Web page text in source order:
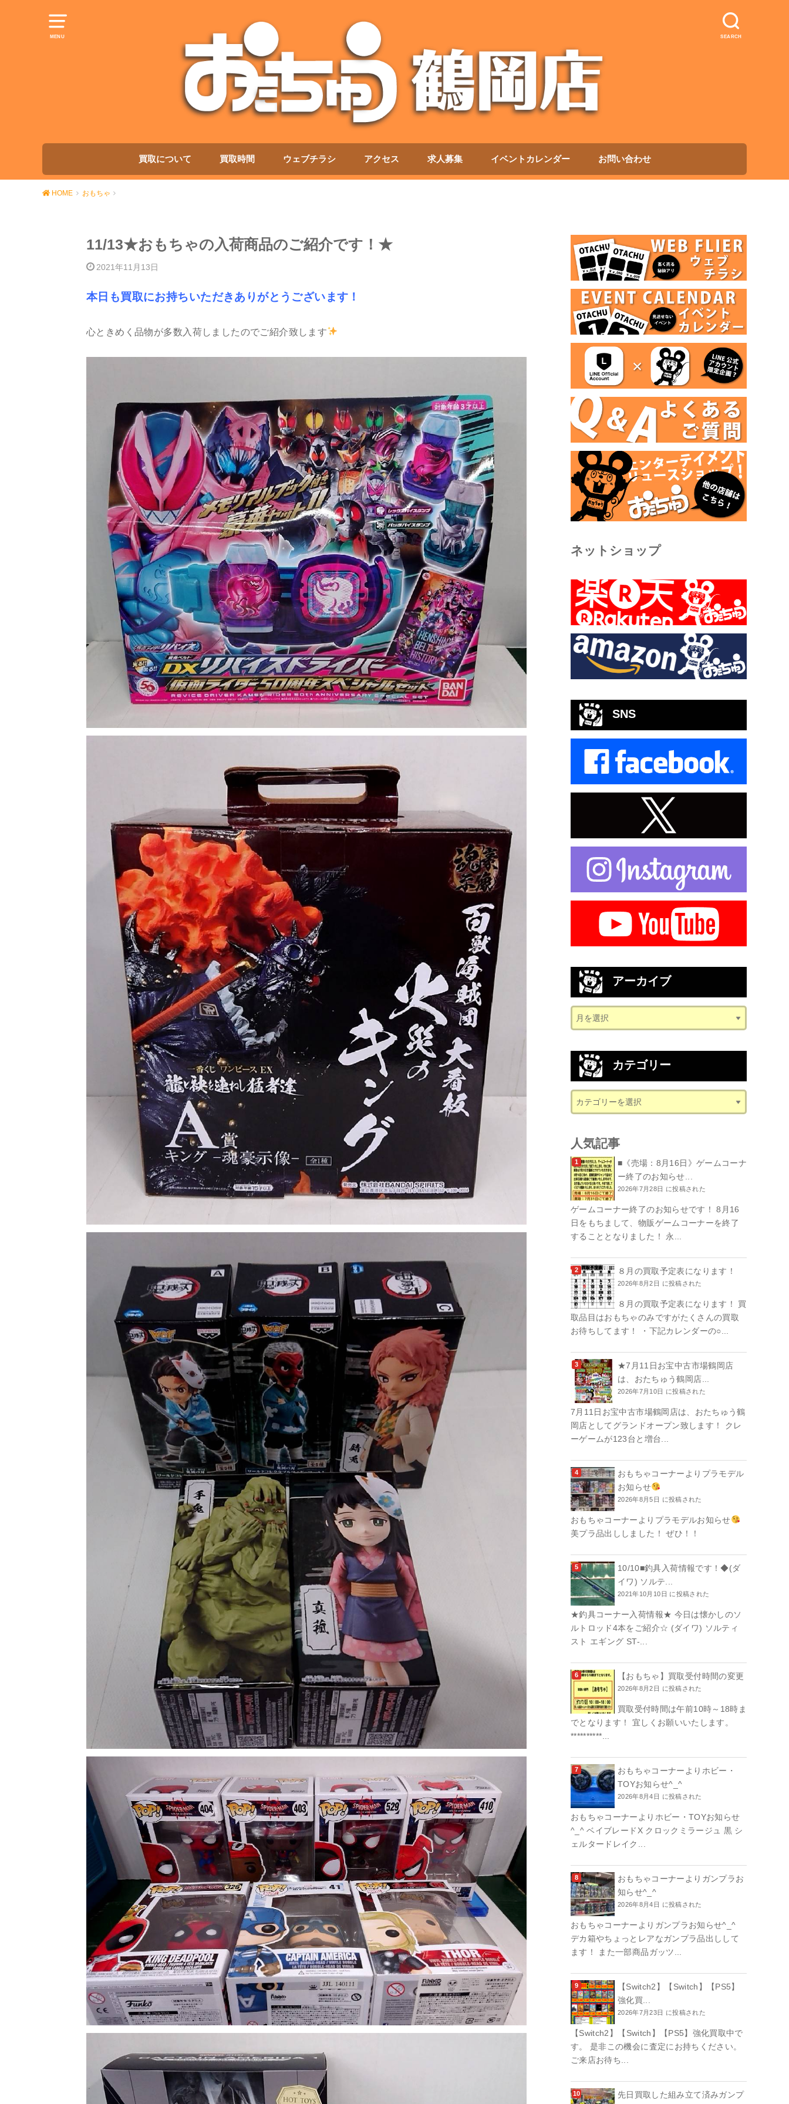
MENU SEARCH
買取について 買取時間 ウェブチラシ アクセス 求人募集 イベントカレンダー お問い合わせ
HOME おもちゃ
11/13★おもちゃの入荷商品のご紹介です！★
2021年11月13日
本日も買取にお持ちいただきありがとうございます！
心ときめく品物が多数入荷しましたのでご紹介致します
ネットショップ
SNS
アーカイブ
カテゴリー
人気記事
■《売場：8月16日》ゲームコーナ
ー終了のお知らせ...
2026年7月28日 に投稿された
ゲームコーナー終了のお知らせです！ 8月16
日をもちまして、物販ゲームコーナーを終了
することとなりました！ 永...
８月の買取予定表になります！
2026年8月2日 に投稿された
８月の買取予定表になります！ 買
取品目はおもちゃのみですがたくさんの買取
お待ちしてます！ ・下記カレンダーの○...
★7月11日お宝中古市場鶴岡店
は、おたちゅう鶴岡店...
2026年7月10日 に投稿された
7月11日お宝中古市場鶴岡店は、おたちゅう鶴
岡店としてグランドオープン致します！ クレ
ーゲームが123台と増台...
おもちゃコーナーよりプラモデル
お知らせ
2026年8月5日 に投稿された
おもちゃコーナーよりプラモデルお知らせ
美プラ品出ししました！ ぜひ！！
10/10■釣具入荷情報です！◆(ダ
イワ) ソルテ...
2021年10月10日 に投稿された
★釣具コーナー入荷情報★ 今日は懐かしのソ
ルトロッド4本をご紹介☆ (ダイワ) ソルティ
スト エギング ST-...
【おもちゃ】買取受付時間の変更
2026年8月2日 に投稿された
買取受付時間は午前10時～18時ま
でとなります！ 宜しくお願いいたします。
**********...
おもちゃコーナーよりホビー・
TOYお知らせ^_^
2026年8月4日 に投稿された
おもちゃコーナーよりホビー・TOYお知らせ
^_^ ベイブレードX クロックミラージュ 黒 シ
ェルタードレイク...
おもちゃコーナーよりガンプラお
知らせ^_^
2026年8月4日 に投稿された
おもちゃコーナーよりガンプラお知らせ^_^
デカ箱やちょっとレアなガンプラ品出しして
ます！ また一部商品ガッツ...
【Switch2】【Switch】【PS5】
強化買...
2026年7月23日 に投稿された
【Switch2】【Switch】【PS5】強化買取中で
す。 是非この機会に査定にお持ちください。
ご来店お待ち...
先日買取した組み立て済みガンプ